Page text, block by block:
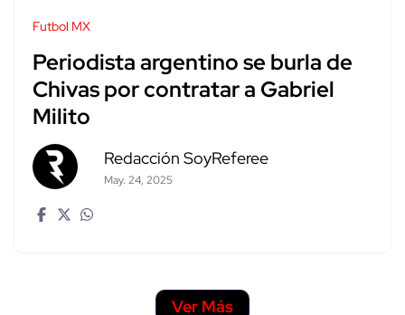
Futbol MX
Periodista argentino se burla de
Chivas por contratar a Gabriel
Milito
Redacción SoyReferee
May. 24, 2025
Ver Más